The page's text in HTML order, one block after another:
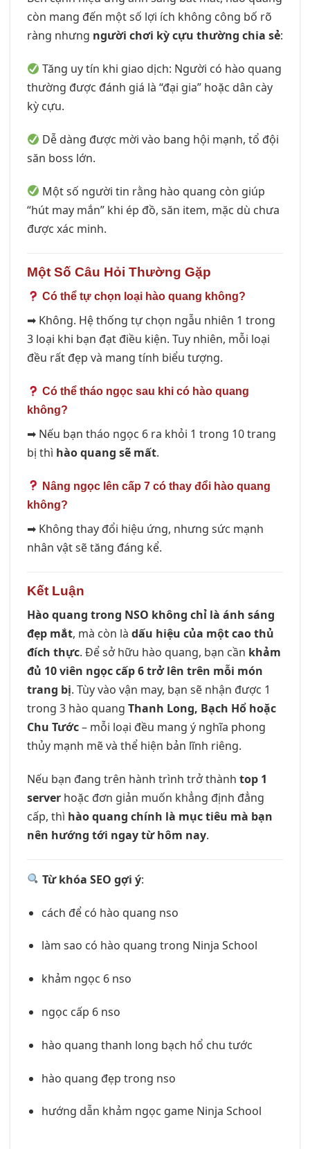
còn mang đến một số lợi ích không công bố rõ
ràng nhưng người chơi kỳ cựu thường chia sẻ:
Tăng uy tín khi giao dịch: Người có hào quang
thường được đánh giá là “đại gia” hoặc dân cày
kỳ cựu.
Dễ dàng được mời vào bang hội mạnh, tổ đội
săn boss lớn.
Một số người tin rằng hào quang còn giúp
“hút may mắn” khi ép đồ, săn item, mặc dù chưa
được xác minh.
Một Số Câu Hỏi Thường Gặp
Có thể tự chọn loại hào quang không?
➡ Không. Hệ thống tự chọn ngẫu nhiên 1 trong
3 loại khi bạn đạt điều kiện. Tuy nhiên, mỗi loại
đều rất đẹp và mang tính biểu tượng.
Có thể tháo ngọc sau khi có hào quang
không?
➡ Nếu bạn tháo ngọc 6 ra khỏi 1 trong 10 trang
bị thì hào quang sẽ mất.
Nâng ngọc lên cấp 7 có thay đổi hào quang
không?
➡ Không thay đổi hiệu ứng, nhưng sức mạnh
nhân vật sẽ tăng đáng kể.
Kết Luận
Hào quang trong NSO không chỉ là ánh sáng
đẹp mắt, mà còn là dấu hiệu của một cao thủ
đích thực. Để sở hữu hào quang, bạn cần khảm
đủ 10 viên ngọc cấp 6 trở lên trên mỗi món
trang bị. Tùy vào vận may, bạn sẽ nhận được 1
trong 3 hào quang Thanh Long, Bạch Hổ hoặc
Chu Tước– mỗi loại đều mang ý nghĩa phong
thủy mạnh mẽ và thể hiện bản lĩnh riêng.
Nếu bạn đang trên hành trình trở thành top 1
server hoặc đơn giản muốn khẳng định đẳng
cấp, thì hào quang chính là mục tiêu mà bạn
nên hướng tới ngay từ hôm nay.
Từ khóa SEO gợi ý:
cách để có hào quang nso
làm sao có hào quang trong Ninja School
khảm ngọc 6 nso
ngọc cấp 6 nso
hào quang thanh long bạch hổ chu tước
hào quang đẹp trong nso
hướng dẫn khảm ngọc game Ninja School